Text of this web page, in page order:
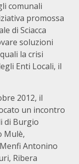
comunali
promossa
di Sciacca
soluzioni
la crisi
Enti Locali, il
2012, il
un incontro
di Burgio
Mulè,
Antonino
Ribera